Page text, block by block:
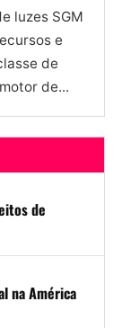
luzes SGM
e
de
de...
de
na América